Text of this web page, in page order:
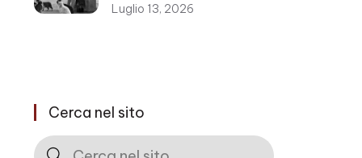
Luglio 13, 2026
Cerca nel sito
Cerca